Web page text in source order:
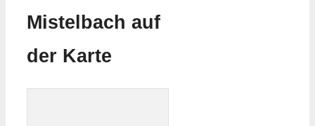
Mistelbach auf
der Karte